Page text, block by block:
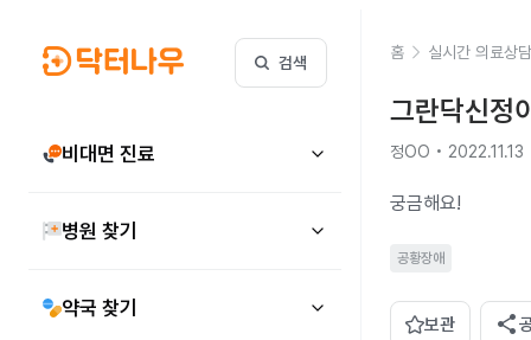
검색
비대면 진료
병원 찾기
약국 찾기
홈 실시간 의료상담
그란닥신정
정OO • 2022.11.13
궁금해요!
공황장애
보관 share